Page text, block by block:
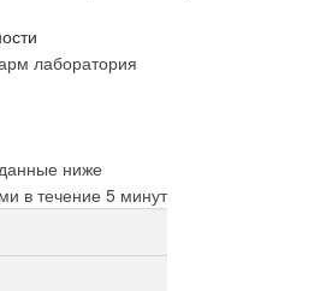
лаборатория
ниже
в течение 5 минут